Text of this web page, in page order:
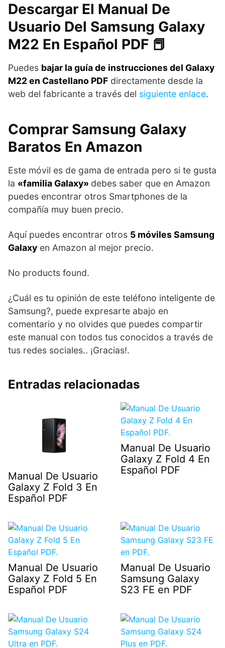
Descargar El Manual De
Usuario Del Samsung Galaxy
M22 En Español PDF 📕
Puedes bajar la guía de instrucciones del Galaxy
M22 en Castellano PDF directamente desde la
web del fabricante a través del siguiente enlace.
Comprar Samsung Galaxy
Baratos En Amazon
Este móvil es de gama de entrada pero si te gusta
la «familia Galaxy» debes saber que en Amazon
puedes encontrar otros Smartphones de la
compañía muy buen precio.
Aquí puedes encontrar otros 5 móviles Samsung
Galaxy en Amazon al mejor precio.
No products found.
¿Cuál es tu opinión de este teléfono inteligente de
Samsung?, puede expresarte abajo en
comentario y no olvides que puedes compartir
este manual con todos tus conocidos a través de
tus redes sociales.. ¡Gracias!.
Entradas relacionadas
Manual De Usuario
Galaxy Z Fold 3 En
Español PDF
Manual De Usuario
Galaxy Z Fold 4 En
Español PDF
Manual De Usuario
Galaxy Z Fold 5 En
Español PDF
Manual De Usuario
Samsung Galaxy
S23 FE en PDF